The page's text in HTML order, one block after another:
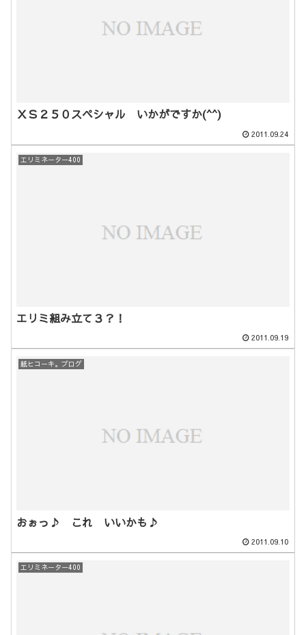
ＸＳ２５０スペシャル いかがですか(^^)
2011.09.24
エリミネーター400
エリミ組み立て３？！
2011.09.19
紙ヒコーキ。ブログ
おぉっ♪ これ いいかも♪
2011.09.10
エリミネーター400